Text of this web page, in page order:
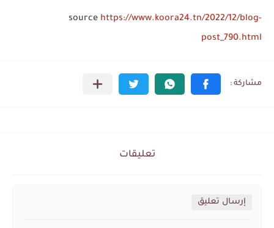
source https://www.koora24.tn/2022/12/blog-
post_790.html
تعليقات
إرسال تعليق